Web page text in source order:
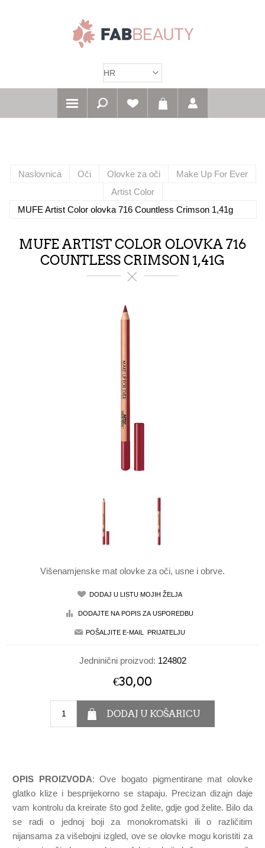
Naslovnica Oči Olovke za oči
Make Up For Ever
Artist Color
MUFE Artist Color olovka 716 Countless Crimson 1,41g
MUFE ARTIST COLOR OLOVKA 716
COUNTLESS CRIMSON 1,41G
Višenamjenske mat olovke za oči, usne i obrve.
Jedninični proizvod: 124802
€30,00
OPIS PROIZVODA: Ove bogato pigmentirane mat olovke
glatko klize i besprijekorno se stapaju. Precizan dizajn daje
vam kontrolu da kreirate što god želite, gdje god želite. Bilo da
se radi o jednoj boji za monokromatski ili o različitim
nijansama za višebojni izgled, ove se olovke mogu koristiti za